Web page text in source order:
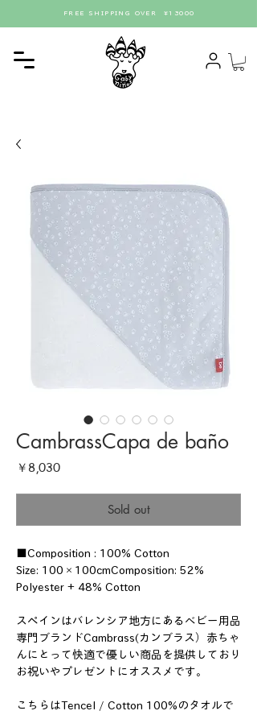
FREE SHIPPING OVER ¥13000
CambrassCapa de baño
￥8,030価
Sold out
■Composition : 100% Cotton
Size: 100×100cmComposition: 52%
Polyester + 48% Cotton
スペインはバレンシア地方にあるベビー用品
専門ブランドCambrass(カンブラス）赤ちゃ
んにとって快適で優しい商品を提供しており
お祝いやプレゼントにオススメです。
こちらはTencel / Cotton 100%のタオルで